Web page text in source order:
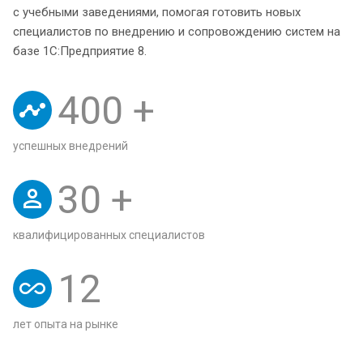
с учебными заведениями, помогая готовить новых
специалистов по внедрению и сопровождению систем на
базе 1С:Предприятие 8.
400 +
успешных внедрений
30 +
квалифицированных специалистов
12
лет опыта на рынке